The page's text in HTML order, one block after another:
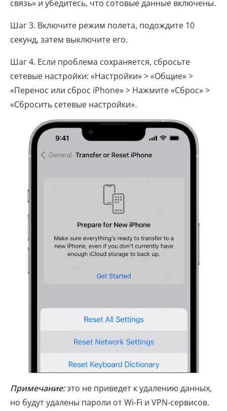
связь» и убедитесь, что сотовые данные включены.
Шаг 3. Включите режим полета, подождите 10
секунд, затем выключите его.
Шаг 4. Если проблема сохраняется, сбросьте
сетевые настройки: «Настройки» > «Общие» >
«Перенос или сброс iPhone» > Нажмите «Сброс» >
«Сбросить сетевые настройки».
Примечание:это не приведет к удалению данных,
но будут удалены пароли от Wi-Fi и VPN-сервисов.